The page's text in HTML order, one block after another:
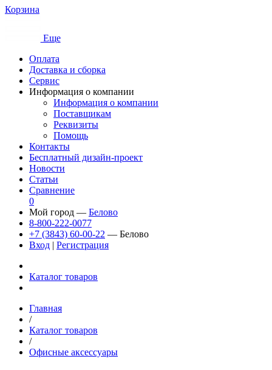
Корзина
Еще
Оплата
Доставка и сборка
Сервис
Информация о компании
Информация о компании
Поставщикам
Реквизиты
Помощь
Контакты
Бесплатный дизайн-проект
Новости
Статьи
Сравнение
0
Мой город — Белово
8-800-222-0077
+7 (3843) 60-00-22 — Белово
Вход | Регистрация
Каталог товаров
Главная
/
Каталог товаров
/
Офисные аксессуары